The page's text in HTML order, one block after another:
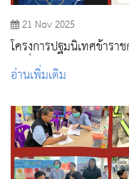
21 Nov 2025
โครงการปฐมนิเทศข้ารา
รุ่นที่ 1 ปีงบประมาณ 2569
อ่านเพิ่มเติม